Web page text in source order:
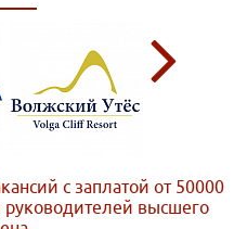
с заплатой от 50000
руководителей высшего